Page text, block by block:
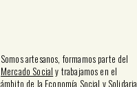
Somos artesanos, formamos parte del
Mercado Social y trabajamos en el
ámbito de la Economía Social y Solidaria